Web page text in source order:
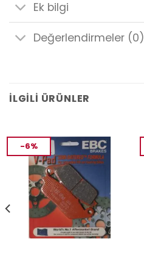
Ek bilgi
Değerlendirmeler (0)
İLGILI ÜRÜNLER
-6%